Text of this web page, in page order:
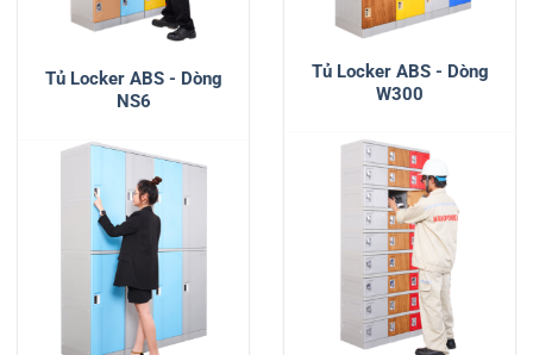
Tủ Locker ABS - Dòng
NS6
Tủ Locker ABS - Dòng
W300